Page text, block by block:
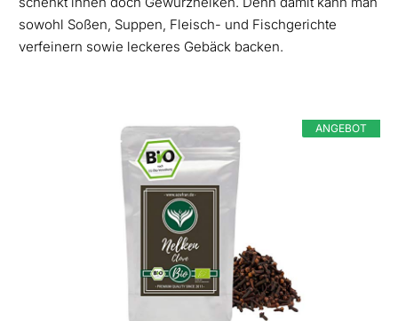
sowohl Soßen, Suppen, Fleisch- und Fischgerichte
verfeinern sowie leckeres Gebäck backen.
ANGEBOT